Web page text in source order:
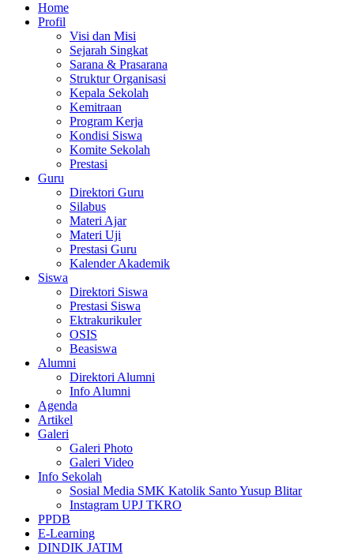
Home
Profil
Visi dan Misi
Sejarah Singkat
Sarana & Prasarana
Struktur Organisasi
Kepala Sekolah
Kemitraan
Program Kerja
Kondisi Siswa
Komite Sekolah
Prestasi
Guru
Direktori Guru
Silabus
Materi Ajar
Materi Uji
Prestasi Guru
Kalender Akademik
Siswa
Direktori Siswa
Prestasi Siswa
Ektrakurikuler
OSIS
Beasiswa
Alumni
Direktori Alumni
Info Alumni
Agenda
Artikel
Galeri
Galeri Photo
Galeri Video
Info Sekolah
Sosial Media SMK Katolik Santo Yusup Blitar
Instagram UPJ TKRO
PPDB
E-Learning
DINDIK JATIM